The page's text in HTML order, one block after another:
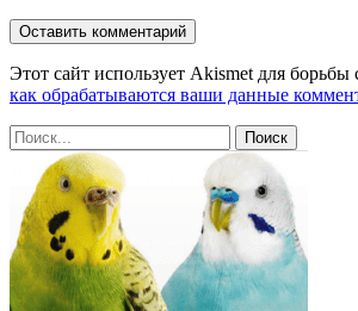
Этот сайт использует Akismet для борьбы
как обрабатываются ваши данные